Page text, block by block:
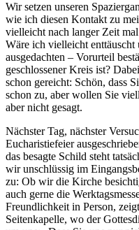
Wir setzen unseren
wie ich diesen Kontakt zu
vielleicht nach langer Zeit
Wäre ich vielleicht
ausgedachten – Vorurteil
geschlossener Kreis ist?
schon gereicht: Schön, dass
schon zu, aber wollen Sie
aber nicht gesagt.
Nächster Tag, nächster
Eucharistiefeier
das besagte Schild steht
wir unschlüssig im
zu: Ob wir die Kirche
auch gerne die
Freundlichkeit in Person,
Seitenkapelle, wo der